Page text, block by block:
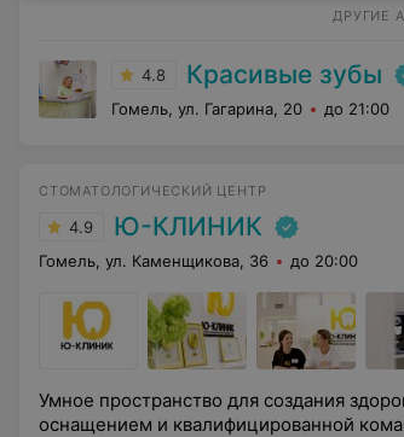
ДРУГИЕ
4.8 Красивые зубы
Гомель, ул. Гагарина, 20 до 21:00
СТОМАТОЛОГИЧЕСКИЙ ЦЕНТР
4.9 Ю-КЛИНИК
Гомель, ул. Каменщикова, 36 до 20:00
Умное пространство для создания
оснащением и квалифицированной